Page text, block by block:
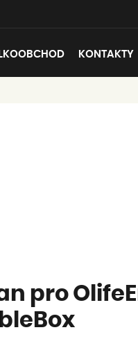
KONTAKTY
pro